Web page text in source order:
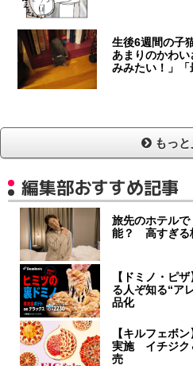
生後6週間の子
あまりのかわ
みみたい！」「
もっ
編集部おすすめ記事
旅先のホテル
能？ 高すぎる
【ドミノ・ピ
る人ぞ知る“ア
品化
【キルフェボ
実施 イチジク
売